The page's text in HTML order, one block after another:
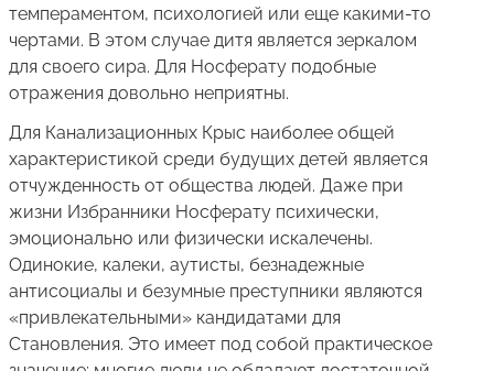
темпераментом, психологией или еще какими-то
чертами. В этом случае дитя является зеркалом
для своего сира. Для Носферату подобные
отражения довольно неприятны.
Для Канализационных Крыс наиболее общей
характеристикой среди будущих детей является
отчужденность от общества людей. Даже при
жизни Избранники Носферату психически,
эмоционально или физически искалечены.
Одинокие, калеки, аутисты, безнадежные
антисоциалы и безумные преступники являются
«привлекательными» кандидатами для
Становления. Это имеет под собой практическое